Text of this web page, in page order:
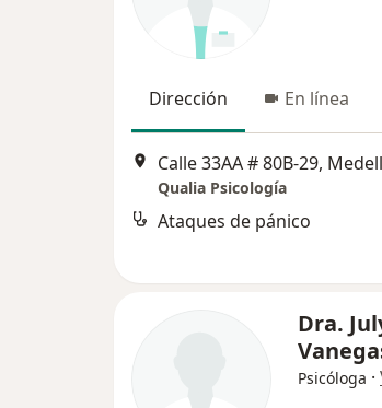
Dirección En línea
Calle 33AA # 80B-29,
Qualia Psicología
Ataques de pánico
Dra.
Psicóloga ·